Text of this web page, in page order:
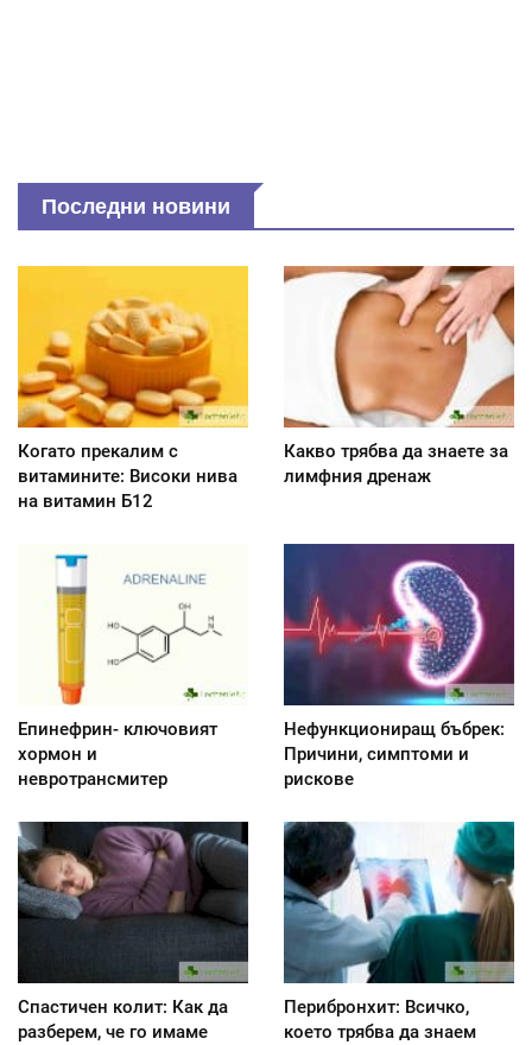
Последни новини
Когато прекалим с
витамините: Високи нива
на витамин Б12
Какво трябва да знаете за
лимфния дренаж
Епинефрин- ключовият
хормон и
невротрансмитер
Нефункциониращ бъбрек:
Причини, симптоми и
рискове
Спастичен колит: Как да
разберем, че го имаме
Перибронхит: Всичко,
което трябва да знаем